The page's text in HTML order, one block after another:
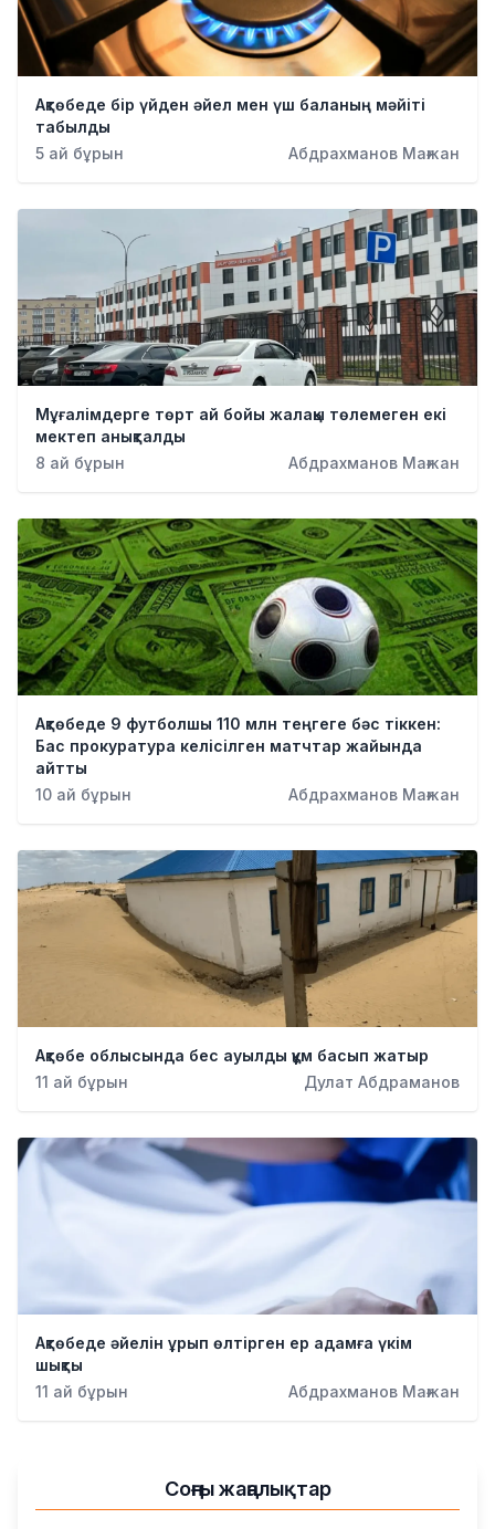
Ақтөбеде бір үйден әйел мен үш баланың мәйіті
табылды
5 ай бұрын
Абдрахманов Мағжан
Мұғалімдерге төрт ай бойы жалақы төлемеген екі
мектеп анықталды
8 ай бұрын
Абдрахманов Мағжан
Ақтөбеде 9 футболшы 110 млн теңгеге бәс тіккен:
Бас прокуратура келісілген матчтар жайында
айтты
10 ай бұрын
Абдрахманов Мағжан
Ақтөбе облысында бес ауылды құм басып жатыр
11 ай бұрын
Дулат Абдраманов
Ақтөбеде әйелін ұрып өлтірген ер адамға үкім
шықты
11 ай бұрын
Абдрахманов Мағжан
Соңғы жаңалықтар